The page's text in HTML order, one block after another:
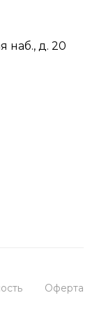
наб., д. 20
Оферта